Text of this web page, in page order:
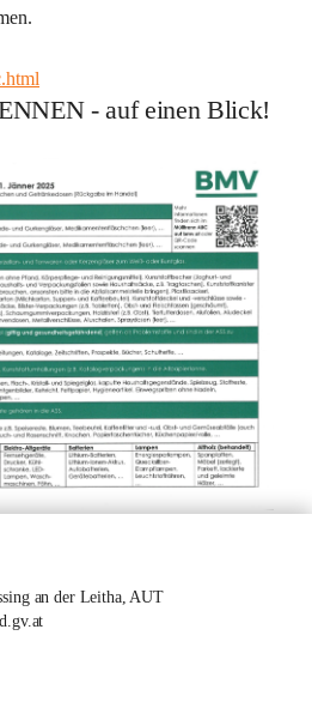
- auf einen Blick!
an der Leitha, AUT